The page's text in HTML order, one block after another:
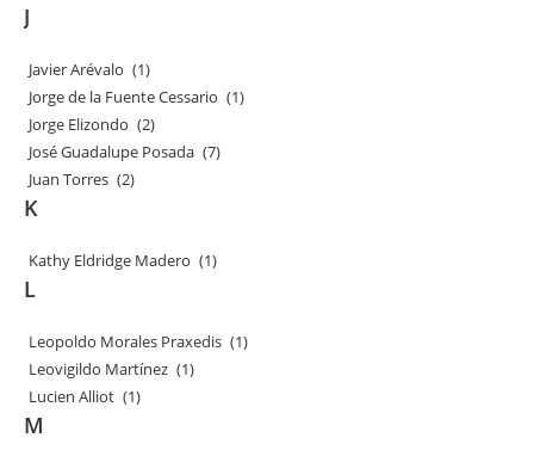
J
Javier Arévalo (1)
Jorge de la Fuente Cessario (1)
Jorge Elizondo (2)
José Guadalupe Posada (7)
Juan Torres (2)
K
Kathy Eldridge Madero (1)
L
Leopoldo Morales Praxedis (1)
Leovigildo Martínez (1)
Lucien Alliot (1)
M